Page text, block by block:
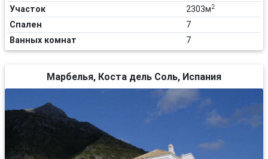
Участок 2303м2
Спален
7
Ванных комнат
7
Марбелья, Коста дель Соль, Испания